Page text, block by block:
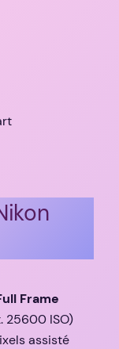
Frame
25600 ISO)
assisté